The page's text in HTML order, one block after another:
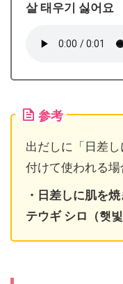
살 태우기 싫어요
参考
出だしに「日差
付けて使われる場
・日差しに肌を
テウギ シロ（햇